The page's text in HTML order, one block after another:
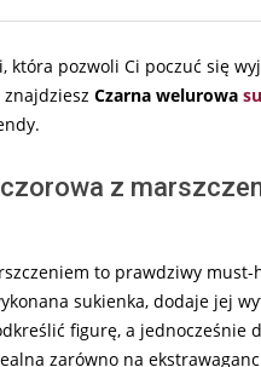
która pozwoli Ci poczuć się
Czarna welurowa
z
to prawdziwy
sukienka, dodaje jej
figurę, a jednocześnie
zarówno na